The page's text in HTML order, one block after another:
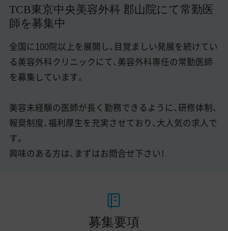
TCB東京中央美容外科 郡山院にて常勤医
師を募集中
全国に100院以上を展開し、目覚ましい発展を続けてい
る美容外科クリニックにて、美容外科専任の常勤医師
を募集しています。
美容未経験の医師が長く勤務できるように、研修体制、
報奨制度、福利厚生を充実させており、大人気の求人で
す。
興味のある方は、まずはお問合せ下さい！
募集要項